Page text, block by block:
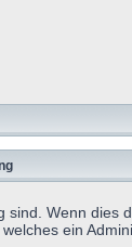
Wenn dies
ein